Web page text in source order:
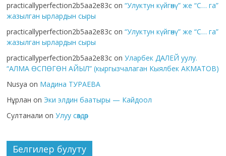
practicallyperfection2b5aa2e83c on“Улуктун күйгөнү” же “С… га”
жазылган ырлардын сыры
practicallyperfection2b5aa2e83c on“Улуктун күйгөнү” же “С… га”
жазылган ырлардын сыры
practicallyperfection2b5aa2e83c onУларбек ДАЛЕЙ уулу.
“АЛМА ӨСПӨГӨН АЙЫЛ” (кыргызчалаган Кыялбек АКМАТОВ)
Nusya on Мадина ТУРАЕВА
Нұрлан on Эки элдин баатыры — Кайдоол
Султанали onУлуу сөздөр
Белгилер булуту